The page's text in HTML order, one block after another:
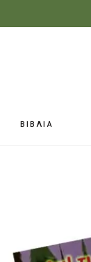
ΒΙΒΛΙΑ